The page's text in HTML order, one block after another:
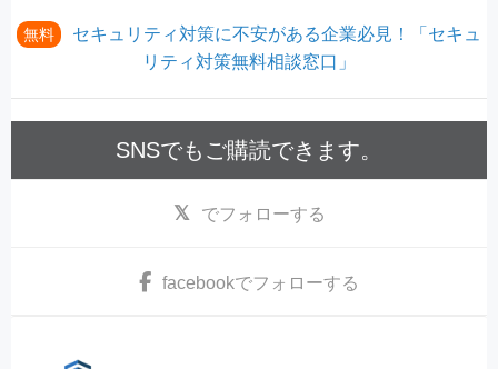
無料
セキュリティ対策に不安がある企業必見！「セキュ
リティ対策無料相談窓口」
SNSでもご購読できます。
でフォローする
facebookでフォローする